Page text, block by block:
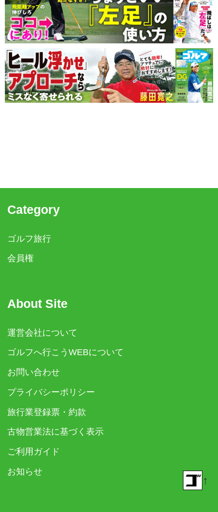
Category
ゴルフ旅行
会員権
About Site
運営会社について
ゴルフへ行こうWEBについて
お問い合わせ
プライバシーポリシー
旅行業登録票・約款
古物営業法に基づく表示
ご利用ガイド
お知らせ
↑